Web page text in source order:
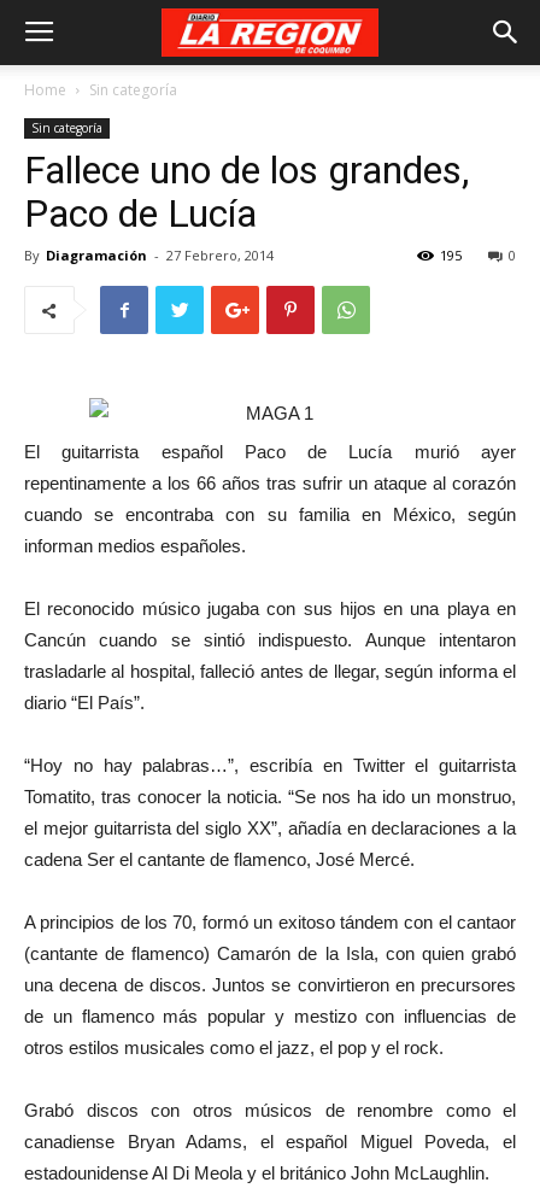
Home Sin categoría
Sin categoría
Fallece uno de los grandes,
Paco de Lucía
By Diagramación - 27 Febrero, 2014 0
195
El guitarrista español Paco de Lucía murió ayer
repentinamente a los 66 años tras sufrir un ataque al corazón
cuando se encontraba con su familia en México, según
informan medios españoles.
El reconocido músico jugaba con sus hijos en una playa en
Cancún cuando se sintió indispuesto. Aunque intentaron
trasladarle al hospital, falleció antes de llegar, según informa el
diario “El País”.
“Hoy no hay palabras…”, escribía en Twitter el guitarrista
Tomatito, tras conocer la noticia. “Se nos ha ido un monstruo,
el mejor guitarrista del siglo XX”, añadía en declaraciones a la
cadena Ser el cantante de flamenco, José Mercé.
A principios de los 70, formó un exitoso tándem con el cantaor
(cantante de flamenco) Camarón de la Isla, con quien grabó
una decena de discos. Juntos se convirtieron en precursores
de un flamenco más popular y mestizo con influencias de
otros estilos musicales como el jazz, el pop y el rock.
Grabó discos con otros músicos de renombre como el
canadiense Bryan Adams, el español Miguel Poveda, el
estadounidense Al Di Meola y el británico John McLaughlin.